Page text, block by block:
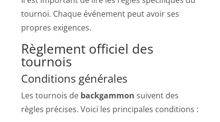
tournoi. Chaque événement peut avoir ses
propres exigences.
Règlement officiel des
tournois
Conditions générales
Les tournois de backgammon suivent des
règles précises. Voici les principales conditions :